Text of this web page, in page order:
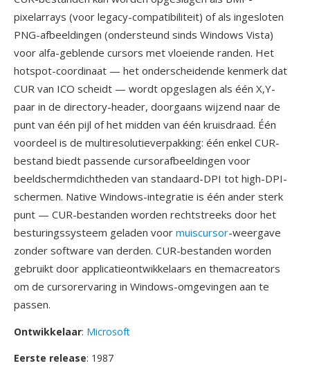
pixelarrays (voor legacy-compatibiliteit) of als ingesloten
PNG-afbeeldingen (ondersteund sinds Windows Vista)
voor alfa-geblende cursors met vloeiende randen. Het
hotspot-coordinaat — het onderscheidende kenmerk dat
CUR van ICO scheidt — wordt opgeslagen als één X,Y-
paar in de directory-header, doorgaans wijzend naar de
punt van één pijl of het midden van één kruisdraad. Één
voordeel is de multiresolutieverpakking: één enkel CUR-
bestand biedt passende cursorafbeeldingen voor
beeldschermdichtheden van standaard-DPI tot high-DPI-
schermen. Native Windows-integratie is één ander sterk
punt — CUR-bestanden worden rechtstreeks door het
besturingssysteem geladen voor muiscursor-weergave
zonder software van derden. CUR-bestanden worden
gebruikt door applicatieontwikkelaars en themacreators
om de cursorervaring in Windows-omgevingen aan te
passen.
Ontwikkelaar: Microsoft
Eerste release: 1987